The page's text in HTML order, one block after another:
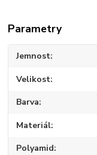
Parametry
Jemnost
Velikost
Barva
Materiál
Polyamid